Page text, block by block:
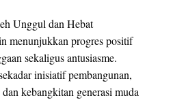
Unggul dan Hebat
menunjukkan progres positif
sekaligus antusiasme.
inisiatif pembangunan,
kebangkitan generasi muda